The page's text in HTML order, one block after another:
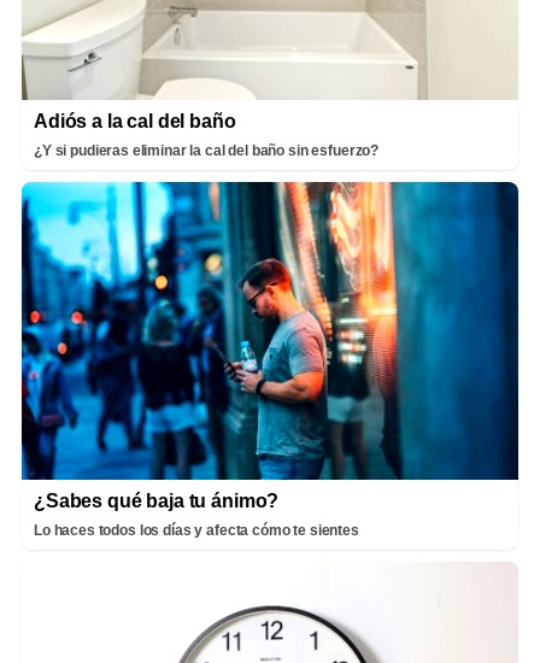
Adiós a la cal del baño
¿Y si pudieras eliminar la cal del baño sin esfuerzo?
¿Sabes qué baja tu ánimo?
Lo haces todos los días y afecta cómo te sientes